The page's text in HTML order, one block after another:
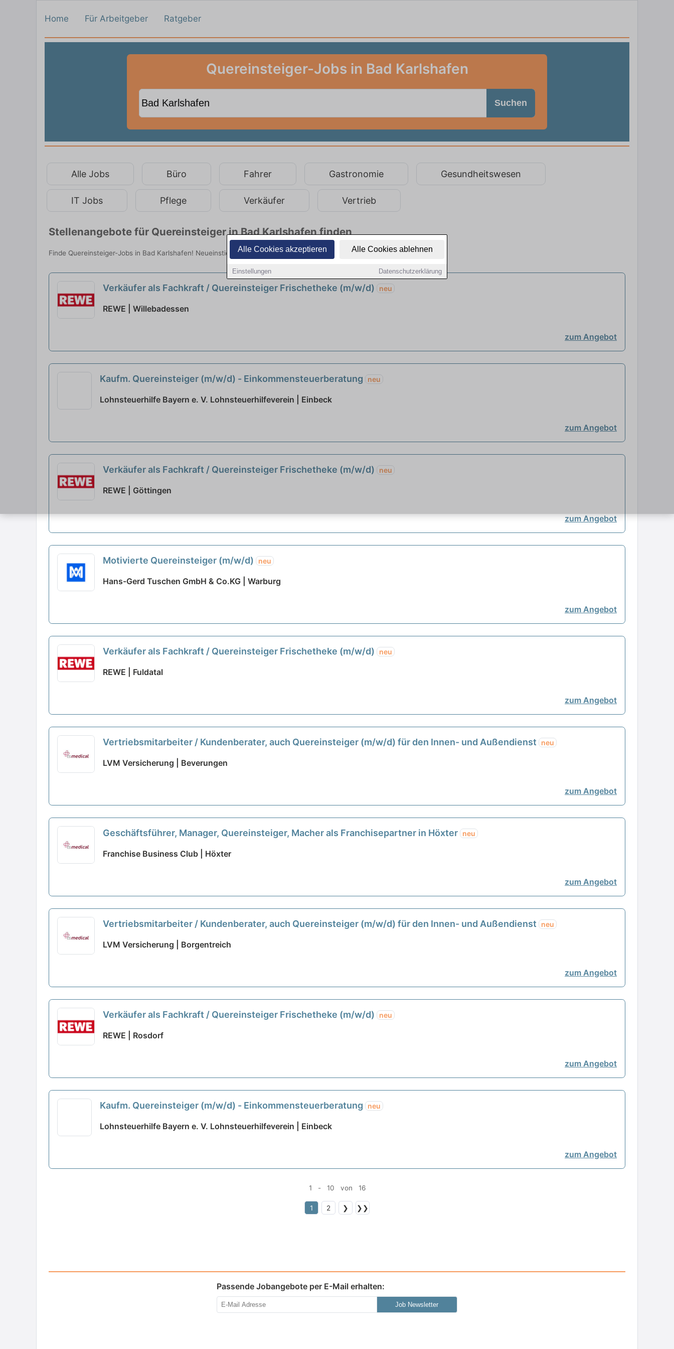
Alle Cookies akzeptieren Alle Cookies ablehnen
Einstellungen Datenschutzerklärung
Home Für Arbeitgeber Ratgeber
Quereinsteiger-Jobs in Bad Karlshafen
Suchen
Alle Jobs Büro Fahrer Gastronomie Gesundheitswesen
IT Jobs Pflege Verkäufer Vertrieb
Stellenangebote für Quereinsteiger in Bad Karlshafen finden
Finde Quereinsteiger-Jobs in Bad Karlshafen! Neueinstieg in viele Branchen. Jetzt bewerben!
Verkäufer als Fachkraft / Quereinsteiger Frischetheke (m/w/d) neu
REWE | Willebadessen
zum Angebot
Kaufm. Quereinsteiger (m/w/d) - Einkommensteuerberatung neu
Lohnsteuerhilfe Bayern e. V. Lohnsteuerhilfeverein | Einbeck
zum Angebot
Verkäufer als Fachkraft / Quereinsteiger Frischetheke (m/w/d) neu
REWE | Göttingen
zum Angebot
Motivierte Quereinsteiger (m/w/d) neu
Hans-Gerd Tuschen GmbH & Co.KG | Warburg
zum Angebot
Verkäufer als Fachkraft / Quereinsteiger Frischetheke (m/w/d) neu
REWE | Fuldatal
zum Angebot
Vertriebsmitarbeiter / Kundenberater, auch Quereinsteiger (m/w/d) für den Innen- und Außendienst neu
LVM Versicherung | Beverungen
zum Angebot
Geschäftsführer, Manager, Quereinsteiger, Macher als Franchisepartner in Höxter neu
Franchise Business Club | Höxter
zum Angebot
Vertriebsmitarbeiter / Kundenberater, auch Quereinsteiger (m/w/d) für den Innen- und Außendienst neu
LVM Versicherung | Borgentreich
zum Angebot
Verkäufer als Fachkraft / Quereinsteiger Frischetheke (m/w/d) neu
REWE | Rosdorf
zum Angebot
Kaufm. Quereinsteiger (m/w/d) - Einkommensteuerberatung neu
Lohnsteuerhilfe Bayern e. V. Lohnsteuerhilfeverein | Einbeck
zum Angebot
1 - 10 von 16
1 2 ❯ ❯❯
Passende Jobangebote per E-Mail erhalten:
Job Newsletter